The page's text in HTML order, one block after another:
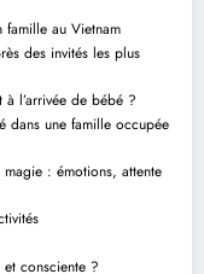
famille au Vietnam
des invités les plus
l’arrivée de bébé ?
dans une famille occupée
: émotions, attente
et consciente ?